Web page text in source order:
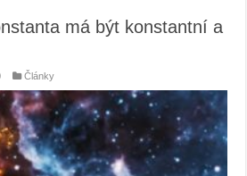
má být konstantní a
Články